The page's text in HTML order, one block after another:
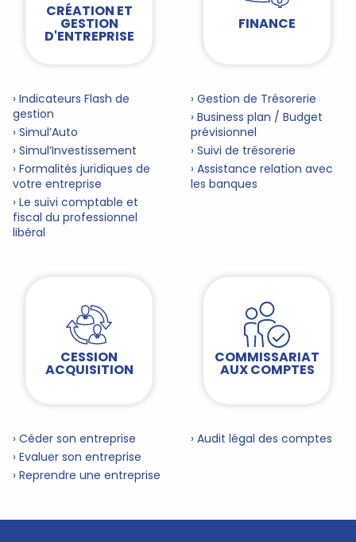
CRÉATION ET
GESTION
D'ENTREPRISE
› Indicateurs Flash de
gestion
› Simul’Auto
› Simul’Investissement
› Formalités juridiques de
votre entreprise
› Le suivi comptable et
fiscal du professionnel
libéral
FINANCE
› Gestion de Trésorerie
› Business plan / Budget
prévisionnel
› Suivi de trésorerie
› Assistance relation avec
les banques
CESSION
ACQUISITION
› Céder son entreprise
› Evaluer son entreprise
› Reprendre une entreprise
COMMISSARIAT
AUX COMPTES
› Audit légal des comptes